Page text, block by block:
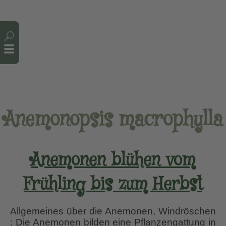
Anemonopsis macrophylla
Anemonen blühen vom
Frühling bis zum Herbst
Allgemeines über die Anemonen, Windröschen
: Die Anemonen bilden eine Pflanzengattung in